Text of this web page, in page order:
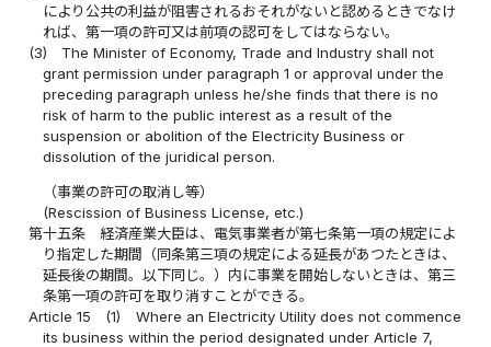
により公共の利益が阻害されるおそれがないと認めるときでなけ
れば、第一項の許可又は前項の認可をしてはならない。
(3)
The Minister of Economy, Trade and Industry shall not
grant permission under paragraph 1 or approval under the
preceding paragraph unless he/she finds that there is no
risk of harm to the public interest as a result of the
suspension or abolition of the Electricity Business or
dissolution of the juridical person.
（事業の許可の取消し等）
(Rescission of Business License, etc.)
第十五条
経済産業大臣は、電気事業者が第七条第一項の規定によ
り指定した期間（同条第三項の規定による延長があつたときは、
延長後の期間。以下同じ。）内に事業を開始しないときは、第三
条第一項の許可を取り消すことができる。
Article 15
(1)
Where an Electricity Utility does not commence
its business within the period designated under Article 7,